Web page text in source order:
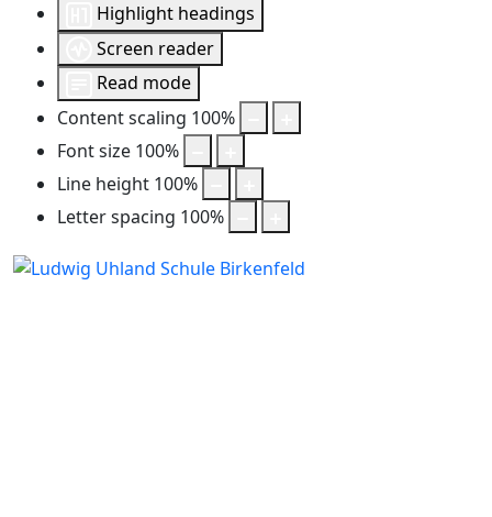
Highlight headings
Screen reader
Read mode
Content scaling 100%
Font size 100%
Line height 100%
Letter spacing 100%